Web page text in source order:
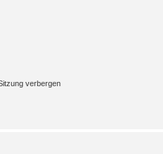
verbergen